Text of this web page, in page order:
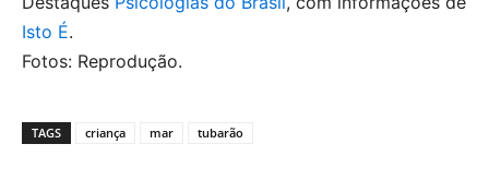
Isto É.
Fotos: Reprodução.
TAGS criança mar tubarão